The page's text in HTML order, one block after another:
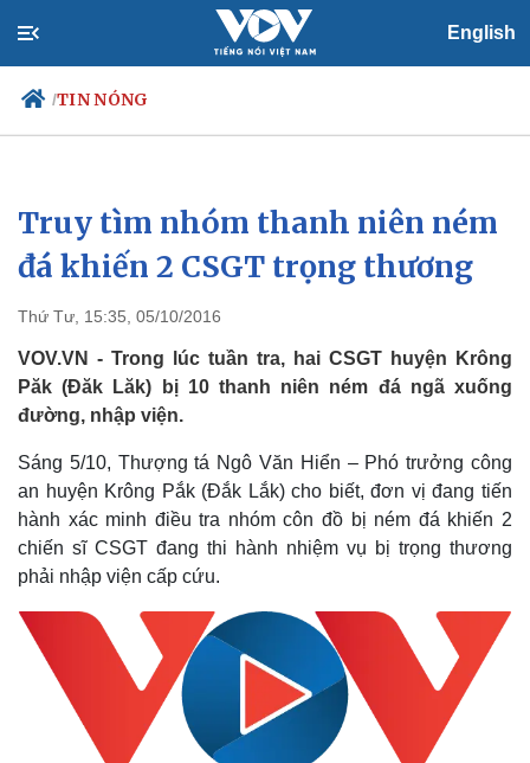
English
/TIN NÓNG
Chính trị
Đảng
Tổ chức nhân sự
Nhận diện sự thật
Xã hội
Dự báo thời tiết
Việc làm
Biển đảo
Truy tìm nhóm thanh niên ném
đá khiến 2 CSGT trọng thương
Thứ Tư, 15:35, 05/10/2016
VOV.VN - Trong lúc tuần tra, hai CSGT huyện Krông
Păk (Đăk Lăk) bị 10 thanh niên ném đá ngã xuống
đường, nhập viện.
Sáng 5/10, Thượng tá Ngô Văn Hiển – Phó trưởng công
an huyện Krông Pắk (Đắk Lắk) cho biết, đơn vị đang tiến
hành xác minh điều tra nhóm côn đồ bị ném đá khiến 2
chiến sĩ CSGT đang thi hành nhiệm vụ bị trọng thương
phải nhập viện cấp cứu.